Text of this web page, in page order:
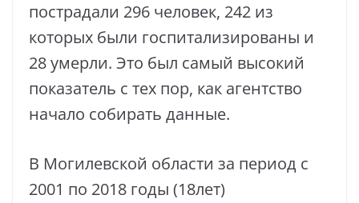
пострадали 296 человек, 242 из
которых были госпитализированы и
28 умерли. Это был самый высокий
показатель с тех пор, как агентство
начало собирать данные.
В Могилевской области за период с
2001 по 2018 годы (18лет)